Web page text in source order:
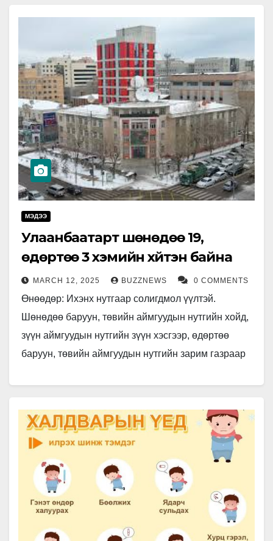
МЭДЭЭ
Улаанбаатарт шөнөдөө 19,
өдөртөө 3 хэмийн хүйтэн байна
MARCH 12, 2025 BUZZNEWS 0 COMMENTS
Өнөөдөр: Ихэнх нутгаар солигдмол үүлтэй.
Шөнөдөө баруун, төвийн аймгуудын нутгийн хойд,
зүүн аймгуудын нутгийн зүүн хэсгээр, өдөртөө
баруун, төвийн аймгуудын нутгийн зарим газраар